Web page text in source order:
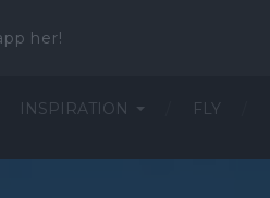
her!
INSPIRATION FLY